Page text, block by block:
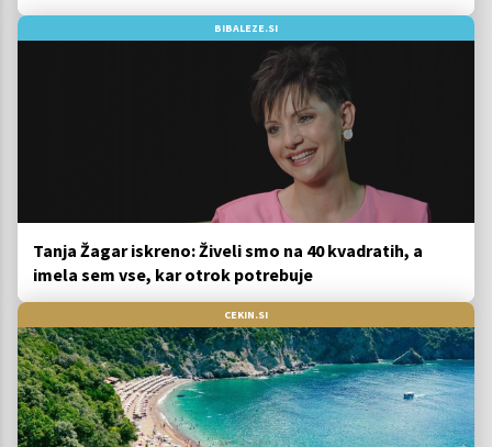
BIBALEZE.SI
Tanja Žagar iskreno: Živeli smo na 40 kvadratih, a
imela sem vse, kar otrok potrebuje
CEKIN.SI